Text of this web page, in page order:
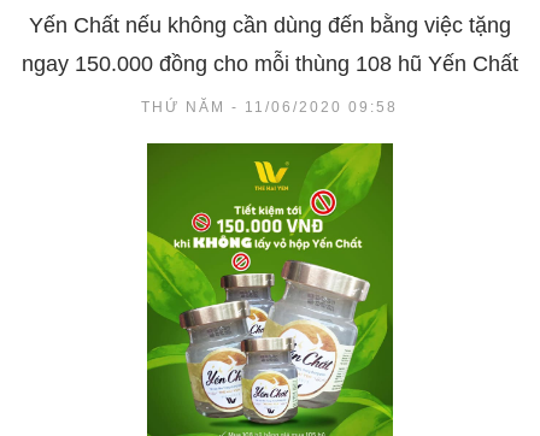
Yến Chất nếu không cần dùng đến bằng việc tặng
ngay 150.000 đồng cho mỗi thùng 108 hũ Yến Chất
THỨ NĂM - 11/06/2020 09:58